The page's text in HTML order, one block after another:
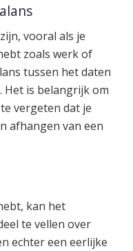
vooral als je
zoals werk of
tussen het daten
Het is belangrijk om
vergeten dat je
afhangen van een
kan het
te vellen over
echter een eerlijke